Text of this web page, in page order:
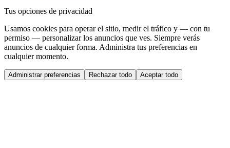
Tus opciones de privacidad
Usamos cookies para operar el sitio, medir el tráfico y — con tu
permiso — personalizar los anuncios que ves. Siempre verás
anuncios de cualquier forma. Administra tus preferencias en
cualquier momento.
Administrar preferencias Rechazar todo Aceptar todo